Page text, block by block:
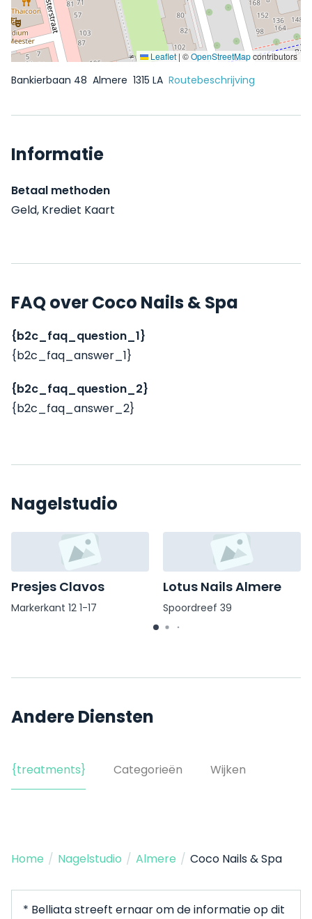
Leaflet | ©OpenStreetMapcontributors
Bankierbaan 48 Almere 1315 LA Routebeschrijving
Informatie
Betaal methoden
Geld, Krediet Kaart
FAQ over Coco Nails & Spa
{b2c_faq_question_1}
{b2c_faq_answer_1}
{b2c_faq_question_2}
{b2c_faq_answer_2}
Nagelstudio
Presjes Clavos
Markerkant 12 1-17
Lotus Nails Almere
Spoordreef 39
Andere Diensten
{treatments} Categorieën Wijken
Home / Nagelstudio / Almere / Coco Nails & Spa
* Belliata streeft ernaar om de informatie op dit